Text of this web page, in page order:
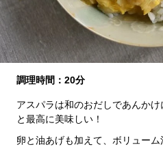
調理時間：20分
アスパラは和のおだしであんか
と最高に美味しい！
卵と油あげも加えて、ボリュー